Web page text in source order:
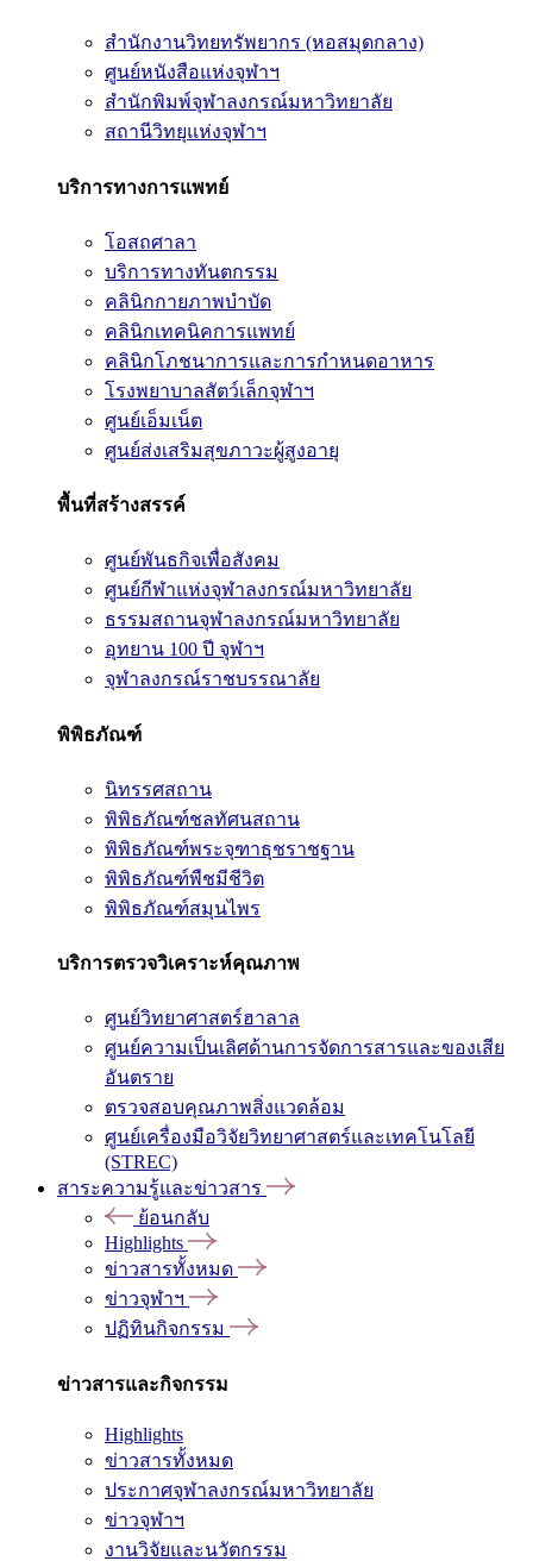
สำนักงานวิทยทรัพยากร (หอสมุดกลาง)
ศูนย์หนังสือแห่งจุฬาฯ
สำนักพิมพ์จุฬาลงกรณ์มหาวิทยาลัย
สถานีวิทยุแห่งจุฬาฯ
บริการทางการแพทย์
โอสถศาลา
บริการทางทันตกรรม
คลินิกกายภาพบำบัด
คลินิกเทคนิคการแพทย์
คลินิกโภชนาการและการกำหนดอาหาร
โรงพยาบาลสัตว์เล็กจุฬาฯ
ศูนย์เอ็มเน็ต
ศูนย์ส่งเสริมสุขภาวะผู้สูงอายุ
พื้นที่สร้างสรรค์
ศูนย์พันธกิจเพื่อสังคม
ศูนย์กีฬาแห่งจุฬาลงกรณ์มหาวิทยาลัย
ธรรมสถานจุฬาลงกรณ์มหาวิทยาลัย
อุทยาน 100 ปี จุฬาฯ
จุฬาลงกรณ์ราชบรรณาลัย
พิพิธภัณฑ์
นิทรรศสถาน
พิพิธภัณฑ์ชลทัศนสถาน
พิพิธภัณฑ์พระจุฑาธุชราชฐาน
พิพิธภัณฑ์พืชมีชีวิต
พิพิธภัณฑ์สมุนไพร
บริการตรวจวิเคราะห์คุณภาพ
ศูนย์วิทยาศาสตร์ฮาลาล
ศูนย์ความเป็นเลิศด้านการจัดการสารและของเสีย
อันตราย
ตรวจสอบคุณภาพสิ่งแวดล้อม
ศูนย์เครื่องมือวิจัยวิทยาศาสตร์และเทคโนโลยี
(STREC)
สาระความรู้และข่าวสาร
ย้อนกลับ
Highlights
ข่าวสารทั้งหมด
ข่าวจุฬาฯ
ปฏิทินกิจกรรม
ข่าวสารและกิจกรรม
Highlights
ข่าวสารทั้งหมด
ประกาศจุฬาลงกรณ์มหาวิทยาลัย
ข่าวจุฬาฯ
งานวิจัยและนวัตกรรม